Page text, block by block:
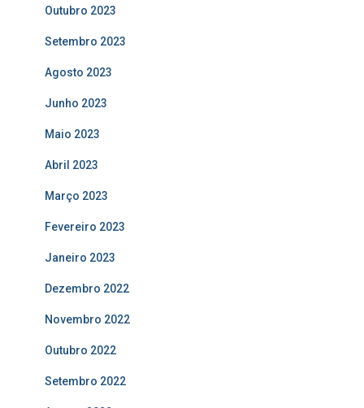
Outubro 2023
Setembro 2023
Agosto 2023
Junho 2023
Maio 2023
Abril 2023
Março 2023
Fevereiro 2023
Janeiro 2023
Dezembro 2022
Novembro 2022
Outubro 2022
Setembro 2022